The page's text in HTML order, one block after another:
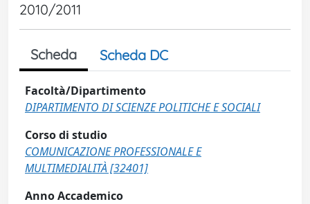
2010/2011
Scheda Scheda DC
Facoltà/Dipartimento
DIPARTIMENTO DI SCIENZE POLITICHE E SOCIALI
Corso di studio
COMUNICAZIONE PROFESSIONALE E
MULTIMEDIALITÀ [32401]
Anno Accademico